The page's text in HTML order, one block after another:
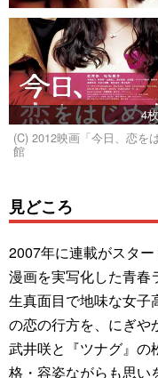
4
(C) 2012映画「今日、恋を
館
見どころ
2007年に連載がスタ
漫画を実写化した青春
生真面目で地味な女子
の恋の行方を、にぎや
武井咲と『ツナグ』の
格・容姿ながらも思い